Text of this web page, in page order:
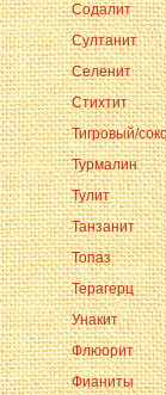
Содалит
Султанит
Селенит
Стихтит
Тигровый/
Турмалин
Тулит
Танзанит
Топаз
Терагерц
Унакит
Флюорит
Фианиты